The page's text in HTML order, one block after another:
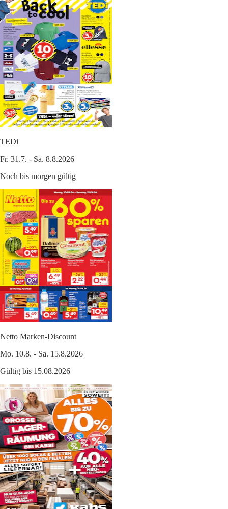
TEDi
Fr. 31.7. - Sa. 8.8.2026
Noch bis morgen gültig
Netto Marken-Discount
Mo. 10.8. - Sa. 15.8.2026
Gültig bis 15.08.2026